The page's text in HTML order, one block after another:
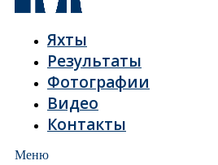
Яхты
Результаты
Фотографии
Видео
Контакты
Меню